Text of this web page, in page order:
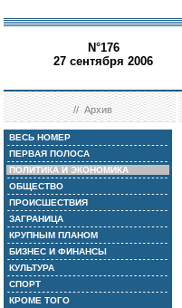
N°176
27 сентября 2006
//Архив
ВЕСЬ НОМЕР
ПЕРВАЯ ПОЛОСА
ПОЛИТИКА И ЭКОНОМИКА
ОБЩЕСТВО
ПРОИСШЕСТВИЯ
ЗАГРАНИЦА
КРУПНЫМ ПЛАНОМ
БИЗНЕС И ФИНАНСЫ
КУЛЬТУРА
СПОРТ
КРОМЕ ТОГО